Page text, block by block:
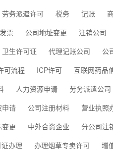
劳务派遣许可 税务 记账
发票 公司地址变更 注销公司
卫生许可证 代理记账公司 公
可流程 ICP许可 互联网药品
人力资源申请 劳务派遣公司
申请 公司注册材料 营业执照
变更 中外合资企业 分公司注
办理 办理烟草专卖许可 增